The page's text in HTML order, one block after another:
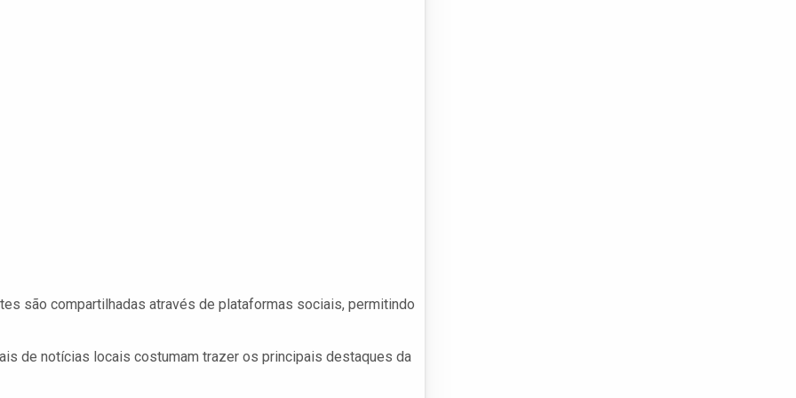
são compartilhadas através de plataformas sociais, permitindo
de notícias locais costumam trazer os principais destaques da